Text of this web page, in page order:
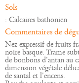
Sols
: Calcaires bathonien
Commentaires de
Nez expressif de fruits
noire basque. Trame
de bonbons d'antan au
dimension végétale
de santal et l'encens.